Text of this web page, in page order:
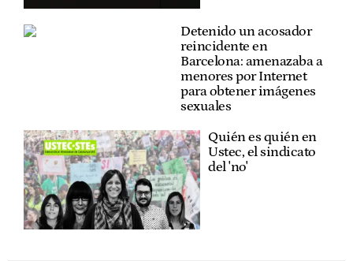
Detenido un acosador
reincidente en
Barcelona: amenazaba a
menores por Internet
para obtener imágenes
sexuales
Quién es quién en
Ustec, el sindicato
del 'no'